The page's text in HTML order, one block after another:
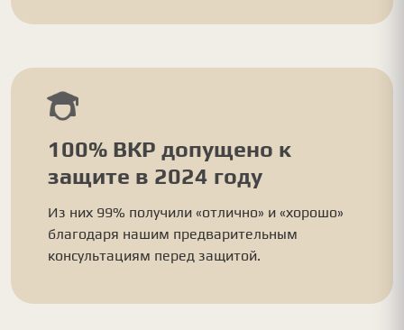
100% ВКР допущено к
защите в 2024 году
Из них 99% получили «отлично» и «хорошо»
благодаря нашим предварительным
консультациям перед защитой.